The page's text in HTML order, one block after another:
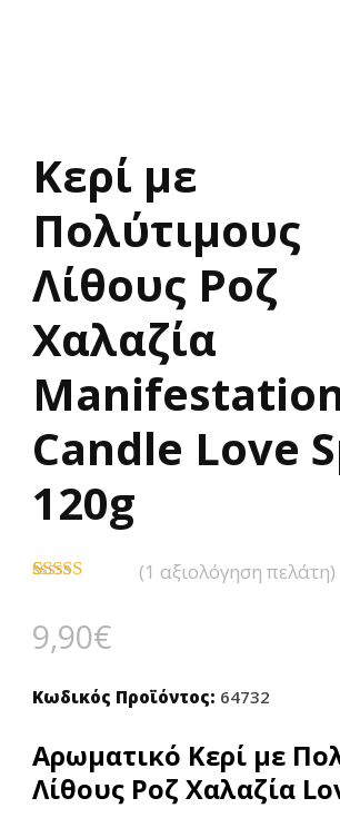
Κερί με
Πολύτιμους
Λίθους Ροζ
Χαλαζία
Candle Love
120g
5 με βάση
βαθμολογία
(1 αξιολόγηση πελάτη)
9,90€
Κωδικός Προϊόντος: 64732
Αρωματικό Κερί με
Λίθους Ροζ Χαλαζία